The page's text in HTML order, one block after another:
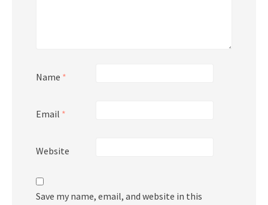
Name *
Email *
Website
Save my name, email, and website in this